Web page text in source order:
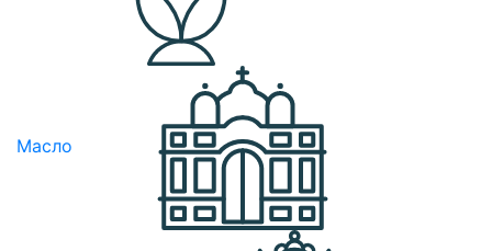
Масло